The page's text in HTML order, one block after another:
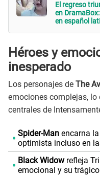
El regreso
en
en español
Héroes y
inesperado
Los personajes de The
emociones complejas,
centrales de
Spider-Manencarna la
optimista incluso en
Black Widowrefleja
emocional y su